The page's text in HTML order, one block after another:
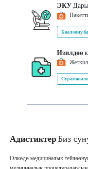
ЭКУ
Баалоону
Изилдөө
АдистиктерБиз
Өлкөдө медициналык